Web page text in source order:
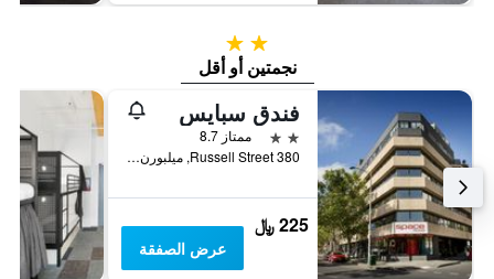
2 نجمتين
نجمتين أو أقل
فندق سبايس
2 نجمتين
ممتاز 8.7
380 Russell Street, ميلبورن, VIC, أستراليا
225 ﷼
عرض الصفقة